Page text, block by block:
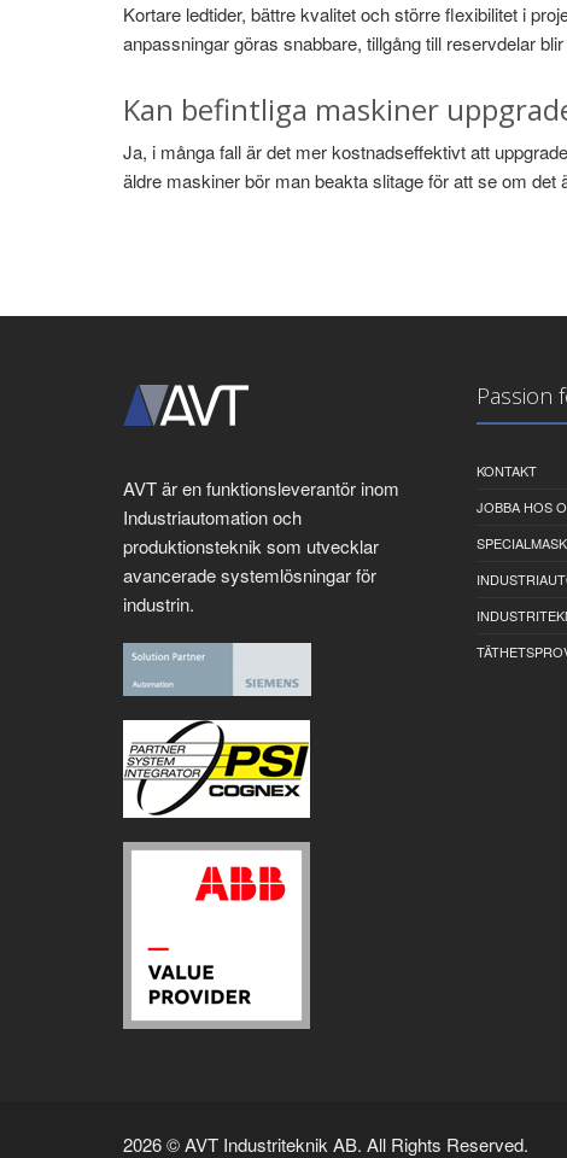
Kortare ledtider, bättre kvalitet och större flexibilitet i
anpassningar göras snabbare, tillgång till reservdelar
Kan befintliga maskiner
Ja, i många fall är det mer kostnadseffektivt att
äldre maskiner bör man beakta slitage för att se om
AVT är en funktionsleverantör inom
Industriautomation och
produktionsteknik som utvecklar
avancerade systemlösningar för
industrin.
Passion
KONTAKT
JOBBA HOS
2026 © AVT Industriteknik AB. All Rights Reserved.